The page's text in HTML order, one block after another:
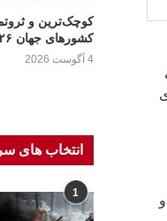
کوچک‌ترین و
کشورهای جهان ۲۰۲۶
4 آگوست 2026
انتخاب های
1